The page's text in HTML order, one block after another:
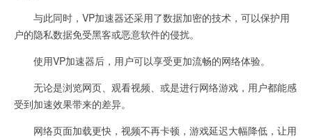
与此同时，VP加速器还采用了数据加密的技术，可以保护用
户的隐私数据免受黑客或恶意软件的侵扰。
使用VP加速器后，用户可以享受更加流畅的网络体验。
无论是浏览网页、观看视频、或是进行网络游戏，用户都能感
受到加速效果带来的差异。
网络页面加载更快，视频不再卡顿，游戏延迟大幅降低，让用